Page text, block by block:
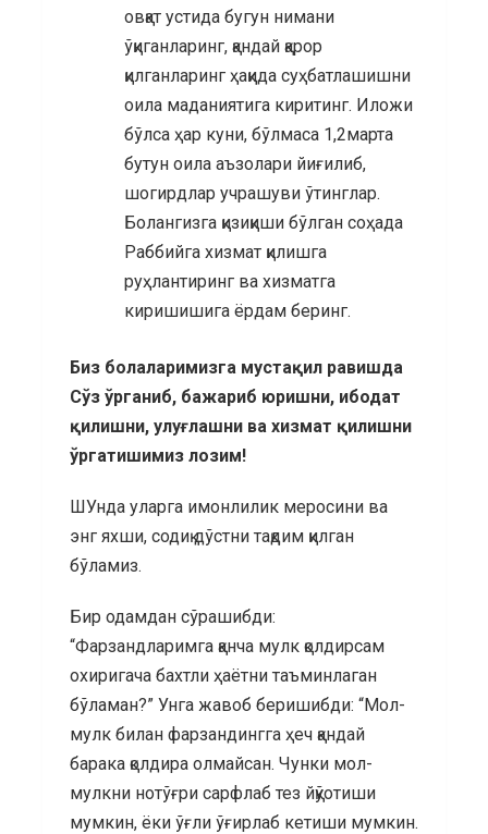
овқат устида бугун нимани
ўқиганларинг, қандай қарор
қилганларинг ҳақида суҳбатлашишни
оила маданиятига киритинг. Иложи
бўлса ҳар куни, бўлмаса 1,2марта
бутун оила аъзолари йиғилиб,
шогирдлар учрашуви ўтинглар.
Болангизга қизиқиши бўлган соҳада
Раббийга хизмат қилишга
руҳлантиринг ва хизматга
киришишига ёрдам беринг.
Биз болаларимизга мустақил равишда
Сўз ўрганиб, бажариб юришни, ибодат
қилишни, улуғлашни ва хизмат қилишни
ўргатишимиз лозим!
ШУнда уларга имонлилик меросини ва
энг яхши, содиқ дўстни тақдим қилган
бўламиз.
Бир одамдан сўрашибди:
“Фарзандларимга қанча мулк қолдирсам
охиригача бахтли ҳаётни таъминлаган
бўламан?” Унга жавоб беришибди: “Мол-
мулк билан фарзандингга ҳеч қандай
барака қолдира олмайсан. Чунки мол-
мулкни нотўғри сарфлаб тез йқўотиши
мумкин, ёки ўғли ўғирлаб кетиши мумкин.